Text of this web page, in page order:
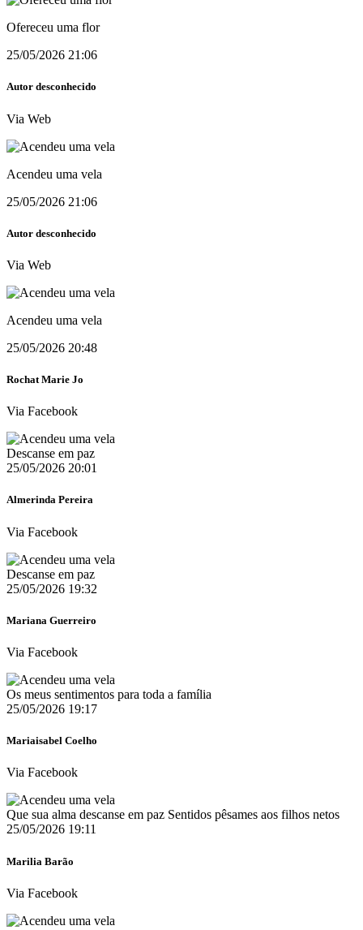
Ofereceu uma flor
25/05/2026 21:06
Autor desconhecido
Via Web
Acendeu uma vela
25/05/2026 21:06
Autor desconhecido
Via Web
Acendeu uma vela
25/05/2026 20:48
Rochat Marie Jo
Via Facebook
Descanse em paz
25/05/2026 20:01
Almerinda Pereira
Via Facebook
Descanse em paz
25/05/2026 19:32
Mariana Guerreiro
Via Facebook
Os meus sentimentos para toda a família
25/05/2026 19:17
Mariaisabel Coelho
Via Facebook
Que sua alma descanse em paz Sentidos pêsames aos filhos netos
25/05/2026 19:11
Marilia Barão
Via Facebook